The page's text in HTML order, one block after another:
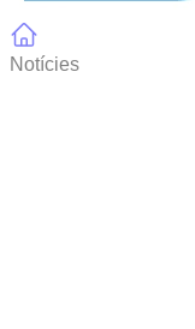
Notícies